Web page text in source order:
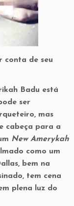
conta de seu
Badu está
ser
mas
cabeça para a
New Amerykah
como um
bem na
tem cena
plena luz do